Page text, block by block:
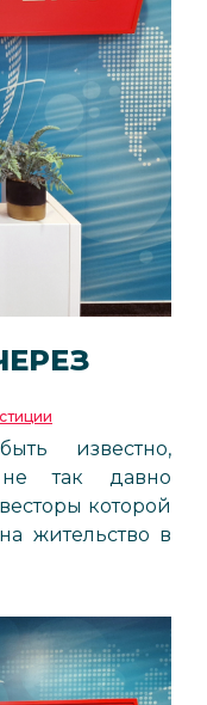
известно,
не так давно
которой
жительство в